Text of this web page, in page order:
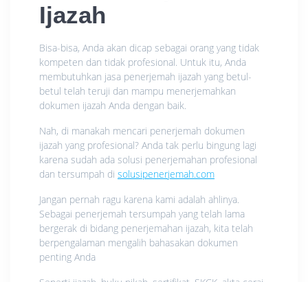
Ijazah
Bisa-bisa, Anda akan dicap sebagai orang yang tidak
kompeten dan tidak profesional. Untuk itu, Anda
membutuhkan jasa penerjemah ijazah yang betul-
betul telah teruji dan mampu menerjemahkan
dokumen ijazah Anda dengan baik.
Nah, di manakah mencari penerjemah dokumen
ijazah yang profesional? Anda tak perlu bingung lagi
karena sudah ada solusi penerjemahan profesional
dan tersumpah di solusipenerjemah.com
Jangan pernah ragu karena kami adalah ahlinya.
Sebagai penerjemah tersumpah yang telah lama
bergerak di bidang penerjemahan ijazah, kita telah
berpengalaman mengalih bahasakan dokumen
penting Anda